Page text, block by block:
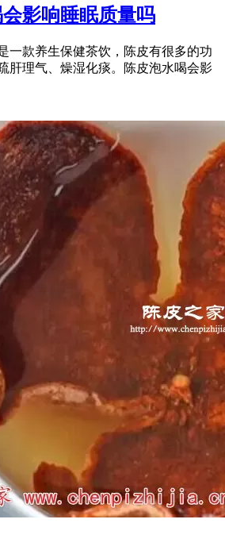
影响睡眠质量吗
一款养生保健茶饮，陈皮有很多的功
肝理气、燥湿化痰。陈皮泡水喝会影